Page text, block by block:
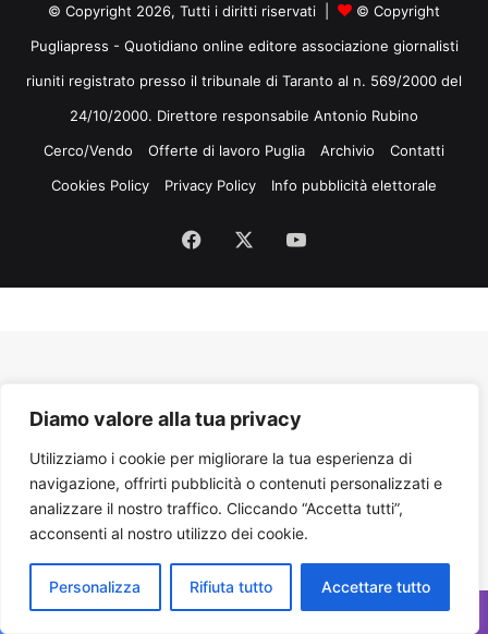
Diamo valore alla tua privacy
Utilizziamo i cookie per migliorare la tua esperienza di
navigazione, offrirti pubblicità o contenuti personalizzati e
analizzare il nostro traffico. Cliccando “Accetta tutti”,
acconsenti al nostro utilizzo dei cookie.
Personalizza Rifiuta tutto Accettare tutto
© Copyright 2026, Tutti i diritti riservati |
© Copyright
Pugliapress - Quotidiano online editore associazione giornalisti
riuniti registrato presso il tribunale di Taranto al n. 569/2000 del
24/10/2000. Direttore responsabile Antonio Rubino
Cerco/Vendo
Offerte di lavoro Puglia Archivio
Contatti
Cookies Policy
Privacy Policy Info pubblicità elettorale
Facebook You
Tube